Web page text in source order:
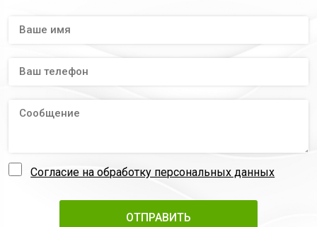
Согласие на обработку персональных данных